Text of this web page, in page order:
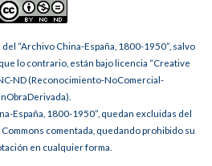
“Archivo China-España, 1800-1950”, salvo
lo contrario, están bajo licencia “Creative
ND (Reconocimiento-NoComercial-
España, 1800-1950”, quedan excluidas del
comentada, quedando prohibido su
en cualquier forma.